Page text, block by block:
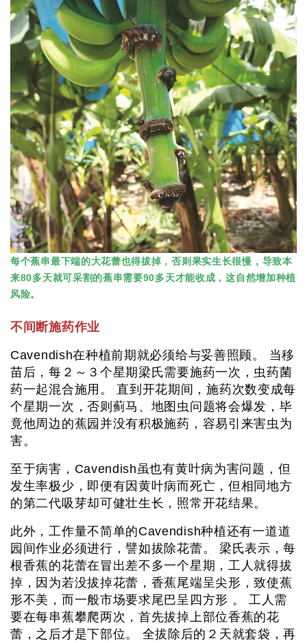
每个蕉串最下端的大花蕾也得拔掉，否则果实生长很慢，导致本
来80多天就可采割的蕉串需要90多天才能收成，这自然增加种植
风险。
不间断施药作业
Cavendish在种植前期就必须给与妥善照顾。 当移
苗后，每２～３个星期梁氏需要施药一次，虫药菌
药一起混合施用。 直到开花期间，施药次数变成每
个星期一次，否则蓟马、地图虫问题将会爆发，毕
竟他周边的蕉园并没有积极施药，容易引来害虫为
害。
至于病害，Cavendish虽也有黄叶病为害问题，但
发生率极少，即便有因黄叶病而死亡，但相同地方
的第二代吸芽却可健壮生长，照常开花结果。
此外，工作量不简单的Cavendish种植还有一道道
园间作业必须进行，譬如拔除花蕾。 梁氏表示，每
根香蕉的花蕾在冒出差不多一个星期，工人就得拔
掉，因为若没拔掉花蕾，香蕉尾端呈尖形，致使蕉
形不美，而一般市场要求尾巴呈四方形 。 工人需
要在每串蕉攀爬两次，首先拔掉上部位香蕉的花
蕾，之后才是下部位。 全拔除后的２天就套袋，再